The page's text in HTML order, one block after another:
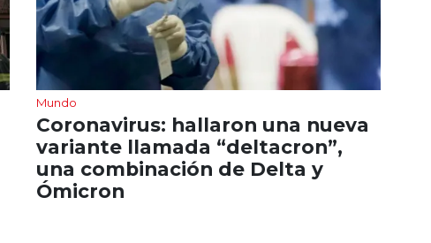
Mundo
Coronavirus: hallaron una nueva
variante llamada “deltacron”,
una combinación de Delta y
Ómicron